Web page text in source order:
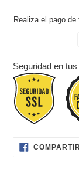
Realiza el pago
Seguridad en
COMPARTIR